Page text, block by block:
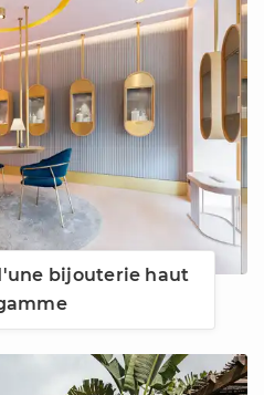
bijouterie haut